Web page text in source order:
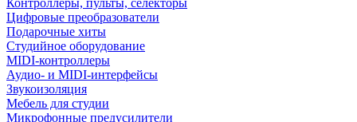
Контроллеры, пульты, селекторы
Цифровые преобразователи
Подарочные хиты
Студийное оборудование
MIDI-контроллеры
Аудио- и MIDI-интерфейсы
Звукоизоляция
Мебель для студии
Микрофонные предусилители